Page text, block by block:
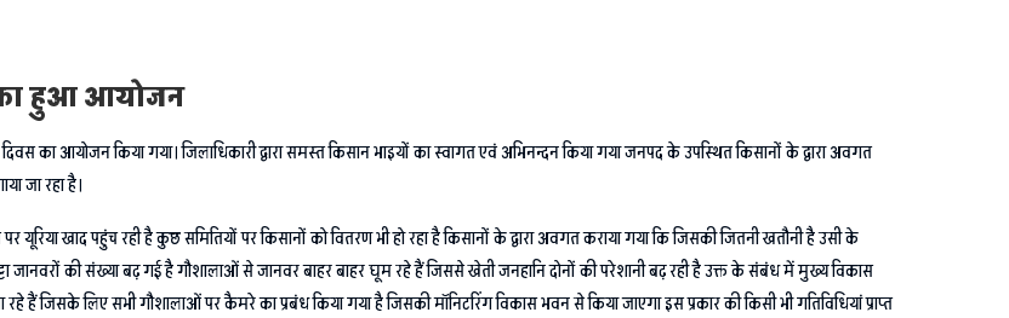
का हुआ आयोजन
का आयोजन किया गया। जिलाधिकारी द्वारा समस्त किसान भाइयों का स्वागत एवं अभिनन्दन किया गया जनपद के उपस्थित किसानों के द्वारा अवगत
जा रहा है।
खाद पहुंच रही है कुछ समितियों पर किसानों को वितरण भी हो रहा है किसानों के द्वारा अवगत कराया गया कि जिसकी जितनी खतौनी है उसी के
जानवरों की संख्या बढ़ गई है गौशालाओं से जानवर बाहर बाहर घूम रहे हैं जिससे खेती जनहानि दोनों की परेशानी बढ़ रही है उक्त के संबंध में मुख्य विकास
हैं जिसके लिए सभी गौशालाओं पर कैमरे का प्रबंध किया गया है जिसकी मॉनिटरिंग विकास भवन से किया जाएगा इस प्रकार की किसी भी गतिविधियां प्राप्त